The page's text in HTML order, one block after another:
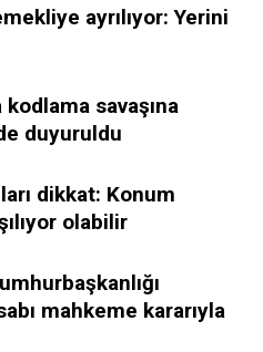
ayrılıyor: Yerini
savaşına
duyuruldu
dikkat: Konum
olabilir
mahkeme kararıyla